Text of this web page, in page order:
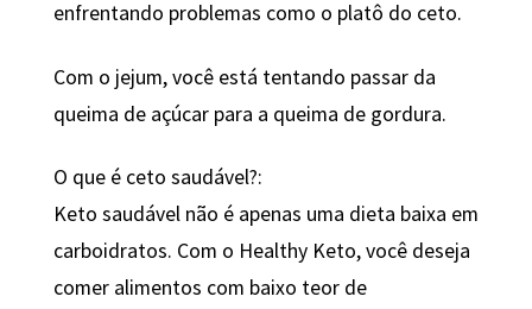
enfrentando problemas como o platô do ceto.
Com o jejum, você está tentando passar da
queima de açúcar para a queima de gordura.
O que é ceto saudável?:
Keto saudável não é apenas uma dieta baixa em
carboidratos. Com o Healthy Keto, você deseja
comer alimentos com baixo teor de